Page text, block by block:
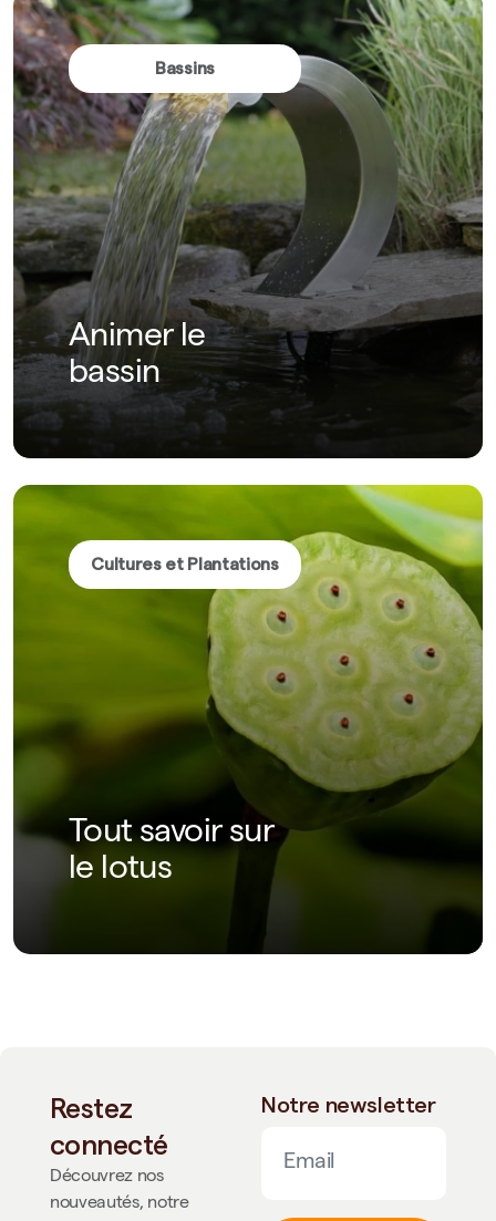
Bassins
Animer le
bassin
Cultures et Plantations
Tout savoir sur
le lotus
Restez
connecté
Découvrez nos
nouveautés, notre
Notre newsletter